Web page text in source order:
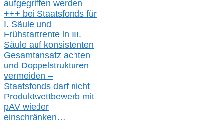
aufgegriffen werden
+++ bei Staatsfonds für
I. Säule und
Frühstartrente in III.
Säule auf konsistenten
Gesamtansatz achten
und Doppelstrukturen
vermeiden –
Staatsfonds darf nicht
Produktwettbewerb mit
pAV wieder
einschränken…